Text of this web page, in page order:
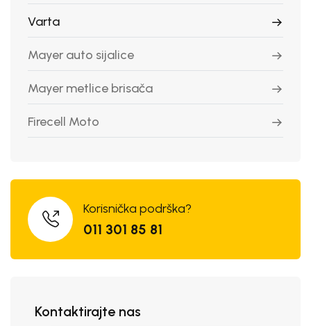
Varta
Mayer auto sijalice
Mayer metlice brisača
Firecell Moto
Korisnička podrška?
011 301 85 81
Kontaktirajte nas